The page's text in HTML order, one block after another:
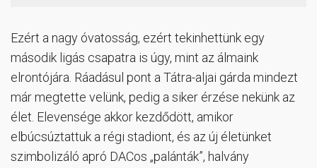
Ezért a nagy óvatosság, ezért tekinhettünk egy
második ligás csapatra is úgy, mint az álmaink
elrontójára. Ráadásul pont a Tátra-aljai gárda mindezt
már megtette velünk, pedig a siker érzése nekünk az
élet. Elevensége akkor kezdődött, amikor
elbúcsúztattuk a régi stadiont, és az új életünket
szimbolizáló apró DACos „palánták”, halvány